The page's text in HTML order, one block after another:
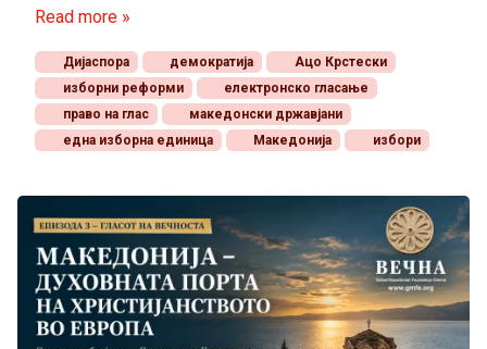
Read more »
Дијаспора демократија
Ацо Крстески
изборни реформи
електронско гласање
право на глас
македонски државјани
една изборна единица
Македонија избори